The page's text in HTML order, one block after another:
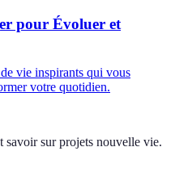
pour Évoluer et
vie inspirants qui vous
votre quotidien.
savoir sur projets nouvelle vie.